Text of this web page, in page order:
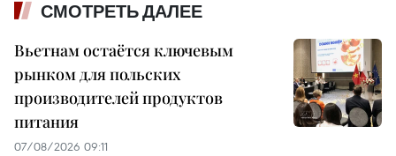
СМОТРЕТЬ ДАЛЕЕ
Вьетнам остаётся ключевым
рынком для польских
производителей продуктов
питания
07/08/2026 09:11